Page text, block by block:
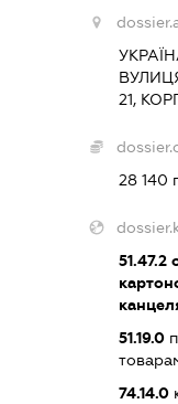
21,
28 140
51.47.2
51.19.0
74.14.0